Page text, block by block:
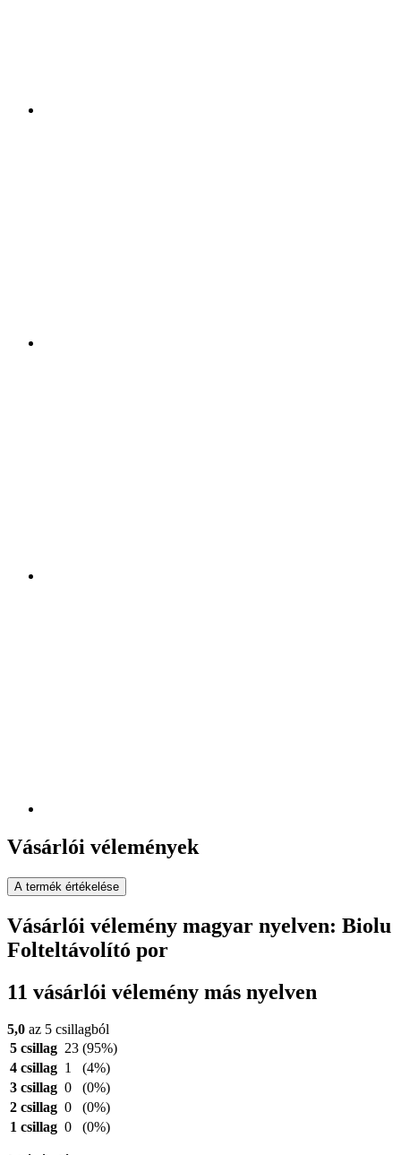
Vásárlói vélemények
A termék értékelése
Vásárlói vélemény magyar nyelven: Biolu
Folteltávolító por
11 vásárlói vélemény más nyelven
5,0 az 5 csillagból
5 csillag 23 (95%)
4 csillag 1
(4%)
3 csillag 0
(0%)
2 csillag 0
(0%)
1 csillag 0 (0%)